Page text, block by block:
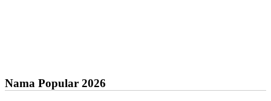
Nama Popular 2026